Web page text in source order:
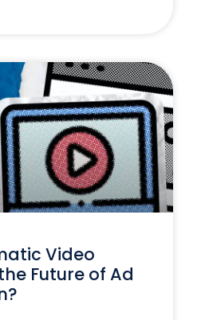
Video
Future of Ad